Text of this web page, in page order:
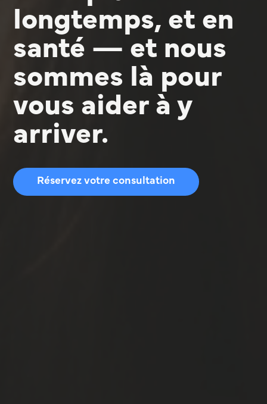
longtemps, et en
santé — et nous
sommes là pour
vous aider à y
arriver.
Réservez votre consultation